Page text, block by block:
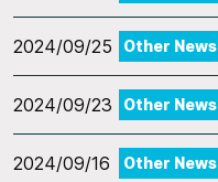
2024/09/25 Other News
2024/09/23 Other News
2024/09/16 Other News